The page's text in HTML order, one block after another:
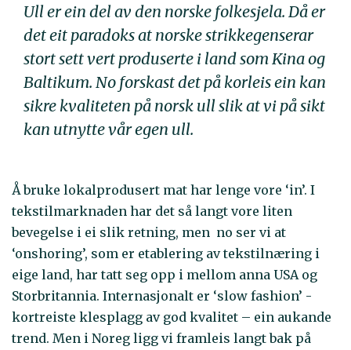
Ull er ein del av den norske folkesjela. Då er
det eit paradoks at norske strikkegenserar
stort sett vert produserte i land som Kina og
Baltikum. No forskast det på korleis ein kan
sikre kvaliteten på norsk ull slik at vi på sikt
kan utnytte vår egen ull.
Å bruke lokalprodusert mat har lenge vore ‘in’. I
tekstilmarknaden har det så langt vore liten
bevegelse i ei slik retning, men no ser vi at
‘onshoring’, som er etablering av tekstilnæring i
eige land, har tatt seg opp i mellom anna USA og
Storbritannia. Internasjonalt er ‘slow fashion’ -
kortreiste klesplagg av god kvalitet – ein aukande
trend. Men i Noreg ligg vi framleis langt bak på